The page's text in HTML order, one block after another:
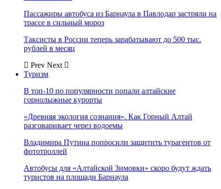
Пассажиры автобуса из Барнаула в Павлодар застряли на
трассе в сильный мороз
Таксисты в России теперь зарабатывают до 500 тыс.
рублей в месяц
Prev Next
Туризм
В топ-10 по популярности попали алтайские
горнолыжные курорты
«Древняя экология сознания». Как Горный Алтай
разговаривает через водоемы
Владимира Путина попросили защитить турагентов от
фототроллей
Автобусы для «Алтайской Зимовки» скоро будут ждать
туристов на площади Барнаула